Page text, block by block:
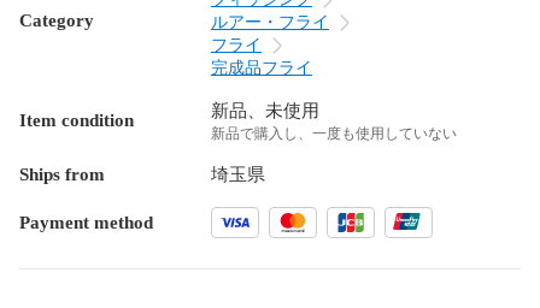
Category
ルアー・フライ
フライ
完成品フライ
Item condition 新品、未使用
新品で購入し、一度も使用していない
Ships from 埼玉県
Payment method